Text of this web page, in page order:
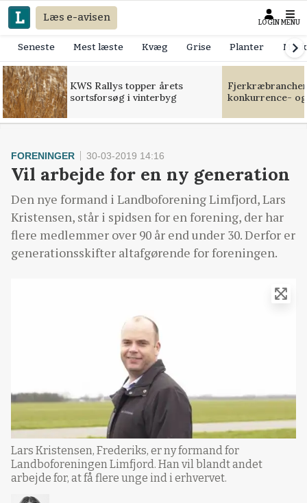
Læs e-avisen LOGIN MENU
Seneste Mest læste Kvæg Grise Planter
KWS Rallys topper årets
sortsforsøg i vinterbyg
konkurrence-
FORENINGER 30-03-2019 14:16
Vil arbejde for en ny generation
Den nye formand i Landboforening Limfjord, Lars
Kristensen, står i spidsen for en forening, der har
flere medlemmer over 90 år end under 30. Derfor er
generationsskifter altafgørende for foreningen.
Lars Kristensen, Frederiks, er ny formand for
Landboforeningen Limfjord. Han vil blandt andet
arbejde for, at få flere unge ind i erhvervet.